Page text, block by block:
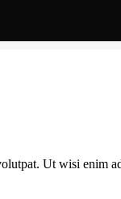
Ut wisi enim